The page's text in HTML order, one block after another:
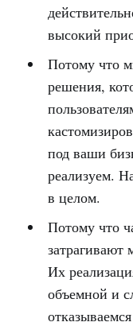
высокий
Потому что
решения,
под ваши
реализуем.
в целом.
Потому что
затрагивают
Их
объемной и